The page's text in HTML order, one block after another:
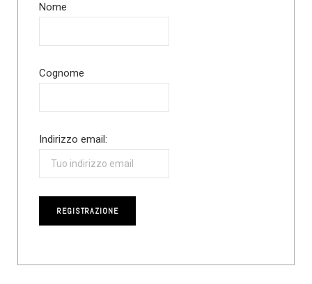
Nome
Cognome
Indirizzo email: